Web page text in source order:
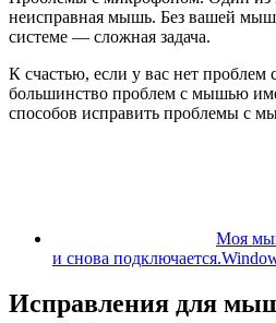
неисправная мышь. Без вашей
системе — сложная задача.
К счастью, если у вас нет проблем
большинство проблем с мышью
способов исправить проблемы с
Моя
и снова
Исправления для